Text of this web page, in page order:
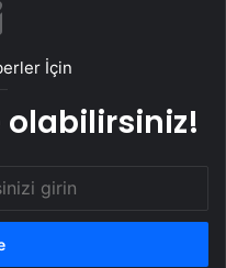
İçin
olabilirsiniz!